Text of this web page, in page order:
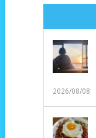
2026/08/08